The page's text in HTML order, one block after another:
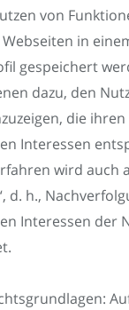
von
in
gespeichert
dazu, den
die ihren
Interessen
wird auch
d. h.,
Interessen der